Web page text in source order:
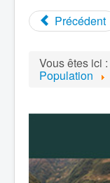
Précédent
Vous êtes ici :
Population